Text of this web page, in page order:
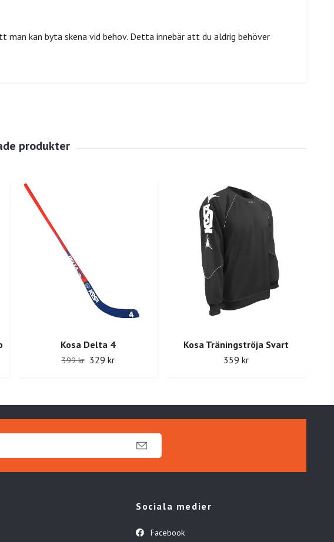
kan byta skena vid behov. Detta innebär att du aldrig behöver
Kosa Delta 4
399 kr 329 kr
Kosa Träningströja Svart
359 kr
Sociala medier
Facebook